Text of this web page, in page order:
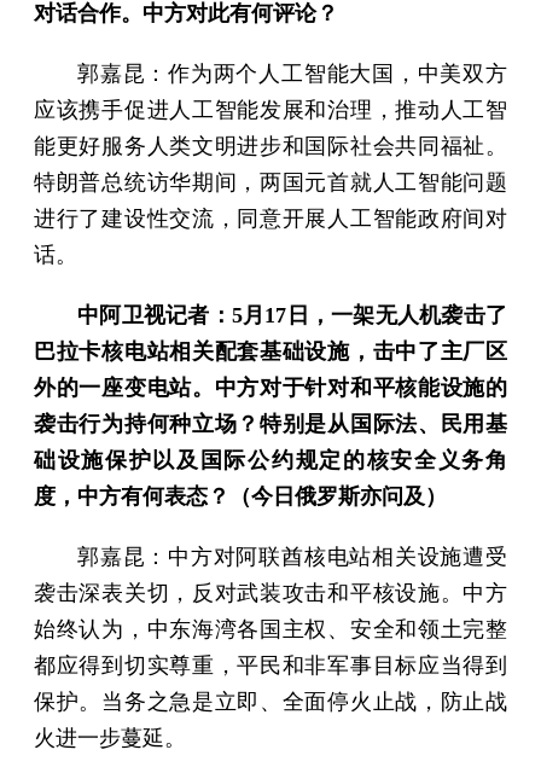
对话合作。中方对此有何评论？
郭嘉昆：作为两个人工智能大国，中美双方
应该携手促进人工智能发展和治理，推动人工智
能更好服务人类文明进步和国际社会共同福祉。
特朗普总统访华期间，两国元首就人工智能问题
进行了建设性交流，同意开展人工智能政府间对
话。
中阿卫视记者：5月17日，一架无人机袭击了
巴拉卡核电站相关配套基础设施，击中了主厂区
外的一座变电站。中方对于针对和平核能设施的
袭击行为持何种立场？特别是从国际法、民用基
础设施保护以及国际公约规定的核安全义务角
度，中方有何表态？（今日俄罗斯亦问及）
郭嘉昆：中方对阿联酋核电站相关设施遭受
袭击深表关切，反对武装攻击和平核设施。中方
始终认为，中东海湾各国主权、安全和领土完整
都应得到切实尊重，平民和非军事目标应当得到
保护。当务之急是立即、全面停火止战，防止战
火进一步蔓延。